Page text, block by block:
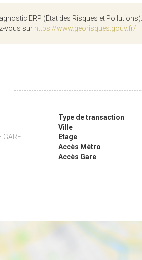
ERP (État des Risques et Pollutions).
vous sur https://www.georisques.gouv.fr/
GARE
Type de transaction
Ville
Etage
Accès Métro
Accès Gare